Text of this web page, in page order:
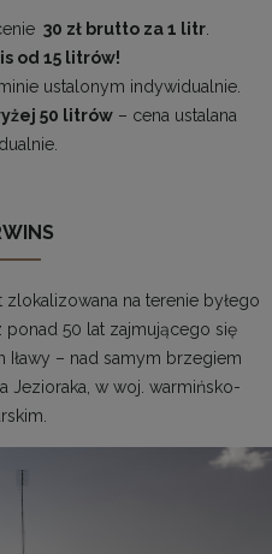
30 zł brutto za 1 litr.
od 15 litrów!
ustalonym indywidualnie.
50 litrów – cena ustalana
na terenie byłego
50 lat zajmującego się
– nad samym brzegiem
Jezioraka, w woj. warmińsko-